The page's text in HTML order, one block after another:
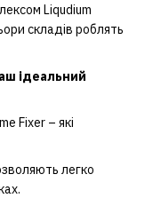
Liqudium
складів роблять
ідеальний
Fixer – які
легко